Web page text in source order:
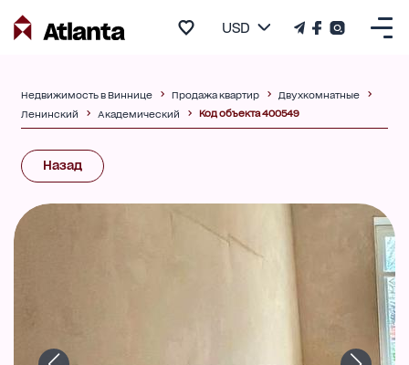
USD
Недвижимость в Виннице Продажа квартир
Двухкомнатные
Ленинский
Академический Код объекта 400549
Назад